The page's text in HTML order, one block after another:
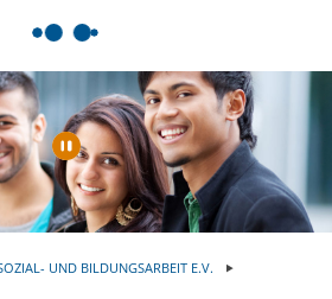
Automatische
UND BILDUNGSARBEIT E.V.